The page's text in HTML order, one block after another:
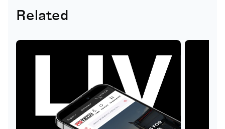
Related